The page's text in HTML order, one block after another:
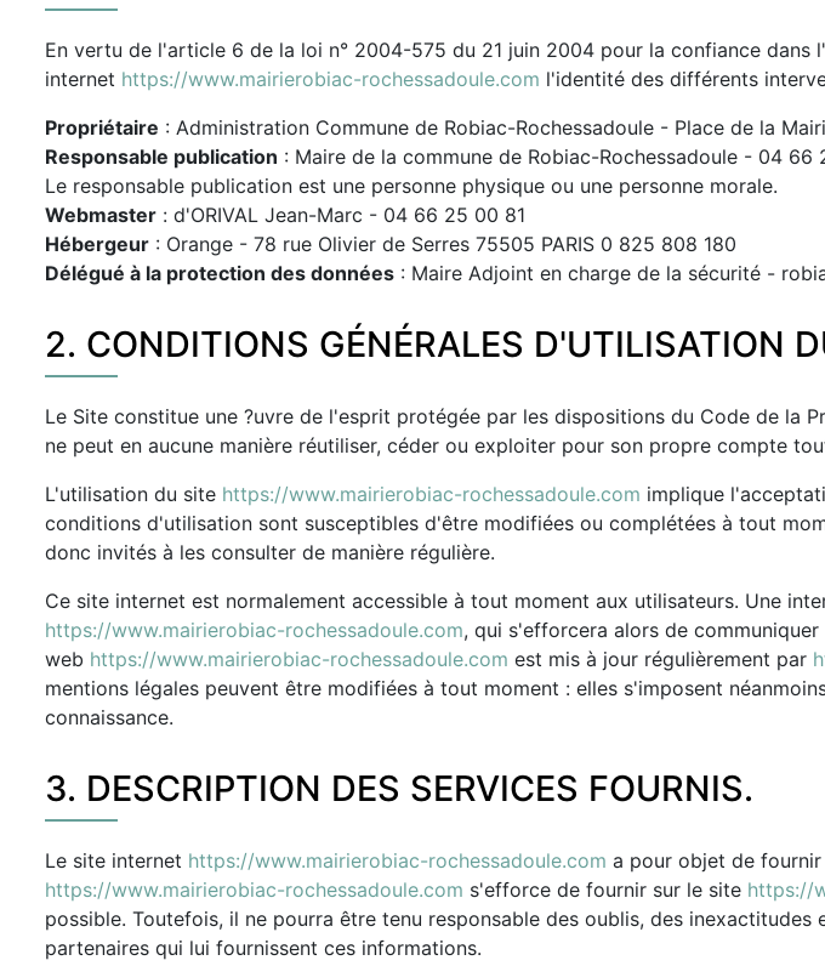
En vertu de l'article 6 de la loi n° 2004-575 du 21 juin 2004 pour la confiance dans
internet https://www.mairierobiac-rochessadoule.com l'identité des différents
Propriétaire : Administration Commune de Robiac-Rochessadoule - Place de la
Responsable publication : Maire de la commune de Robiac-Rochessadoule - 04 66
Le responsable publication est une personne physique ou une personne morale.
Webmaster : d'ORIVAL Jean-Marc - 04 66 25 00 81
Hébergeur : Orange - 78 rue Olivier de Serres 75505 PARIS 0 825 808 180
Délégué à la protection des données : Maire Adjoint en charge de la sécurité -
2. CONDITIONS GÉNÉRALES D'UTILISATION
Le Site constitue une ?uvre de l'esprit protégée par les dispositions du Code de la
ne peut en aucune manière réutiliser, céder ou exploiter pour son propre compte
L'utilisation du site https://www.mairierobiac-rochessadoule.com implique
conditions d'utilisation sont susceptibles d'être modifiées ou complétées à tout
donc invités à les consulter de manière régulière.
Ce site internet est normalement accessible à tout moment aux utilisateurs. Une
https://www.mairierobiac-rochessadoule.com, qui s'efforcera alors de
web https://www.mairierobiac-rochessadoule.com est mis à jour régulièrement par
mentions légales peuvent être modifiées à tout moment : elles s'imposent
connaissance.
3. DESCRIPTION DES SERVICES FOURNIS.
Le site internet https://www.mairierobiac-rochessadoule.com a pour objet de
https://www.mairierobiac-rochessadoule.com s'efforce de fournir sur le site https://
possible. Toutefois, il ne pourra être tenu responsable des oublis, des
partenaires qui lui fournissent ces informations.